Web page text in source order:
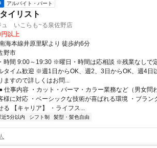
アルバイト・パート
イリスト
ュ いこらも~る泉佐野店
以上
海本線井原里駅より 徒歩約6分
野市
時間 9:00～19:30 ※曜日・時間は応相談 ※残業なしで
タイム歓迎 ※週1日からOK、週2、3日からOK、週4日
ますので詳しくはお問...
仕事内容 ・カット・パーマ・カラー業務など（男女問
様に対応 ・ベーシックな技術が喜ばれる環境 ・ブラン
る 【キャリア】 ・ライフス...
近5分以内 シフト制 髪型・髪色自由